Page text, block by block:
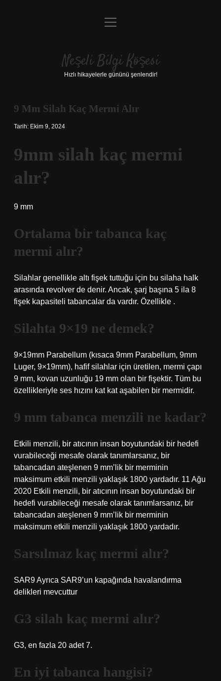
Anasayfa
Yasal Uyarı
menüyü
Neşeli Bilgi Köşesi
Hızlı hikayelerle gününü şenlendir!
9 Mm Silah Kaç Mermi Alır
Tarih: Ekim 9, 2024
9mm silah kaç mermi
alır?
9 mm
Ortalama bir tabanca kaç
mermi alır?
Silahlar genellikle altı fişek tuttuğu için bu silaha halk
arasında revolver de denir. Ancak, şarj başına 5 ila 8
fişek kapasiteli tabancalar da vardır. Özellikle .
Silahta 9×19 ne demek?
9×19mm Parabellum (kısaca 9mm Parabellum, 9mm
Luger, 9×19mm), hafif silahlar için üretilen, mermi çapı
9 mm, kovan uzunluğu 19 mm olan bir fişektir. Tüm bu
özellikleriyle ses hızını kat kat aşabilen bir mermidir.
9 mm tabanca menzili ne kadar?
Etkili menzili, bir atıcının insan boyutundaki bir hedefi
vurabileceği mesafe olarak tanımlarsanız, bir
tabancadan ateşlenen 9 mm’lik bir merminin
maksimum etkili menzili yaklaşık 1800 yardadır. 11 Ağu
2020 Etkili menzili, bir atıcının insan boyutundaki bir
hedefi vurabileceği mesafe olarak tanımlarsanız, bir
tabancadan ateşlenen 9 mm’lik bir merminin
maksimum etkili menzili yaklaşık 1800 yardadır.
Sarsılmaz kaç mermi alır?
SAR9 Ayrıca SAR9’un kapağında havalandırma
delikleri mevcuttur
G3 silah kaç mermi alır?
G3, en fazla 20 adet 7.
En iyi tabanca hangisi?